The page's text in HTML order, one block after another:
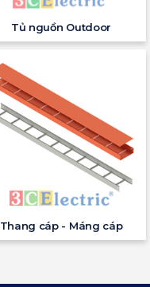
Tủ nguồn Outdoor
Thang cáp - Máng cáp